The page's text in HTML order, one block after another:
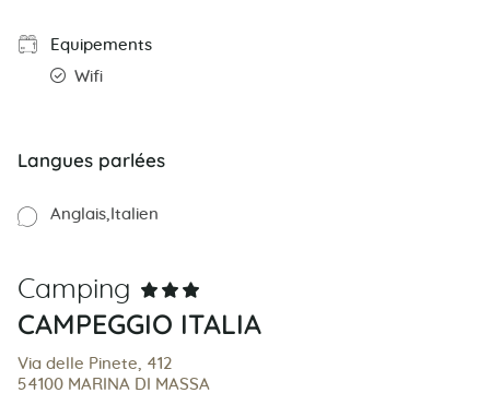
Equipements
Wifi
Langues parlées
Anglais Italien
Camping
CAMPEGGIO ITALIA
Via delle Pinete, 412
54100 MARINA DI MASSA